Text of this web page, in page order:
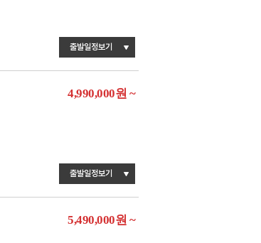
출발일정보기
4,990,000원 ~
출발일정보기
5,490,000원 ~